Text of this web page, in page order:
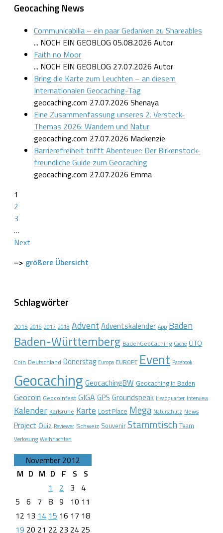
Geocaching News
Communicabilia – ein paar Gedanken zu Shareables
... NOCH EIN GEOBLOG 05.08.2026 Autor
Faith no Moor
... NOCH EIN GEOBLOG 27.07.2026 Autor
Bring die Karte zum Leuchten – an diesem
Internationalen Geocaching-Tag
geocaching.com 27.07.2026 Shenaya
Eine Zusammenfassung unseres 2. Versteck-
Themas 2026: Wandern und Natur
geocaching.com 27.07.2026 Mackenzie
Barrierefreiheit trifft Abenteuer: Der Birkenstock-
freundliche Guide zum Geocaching
geocaching.com 27.07.2026 Emma
1
2
3
…
Next
–> größere Übersicht
Schlagwörter
2015 2016 2017 2018 Advent Adventskalender App Baden
Baden-Württemberg BadenGeoCaching Cache CITO
Coin Deutschland Dönerstag Europa EUROPE Event Facebook
Geocaching GeocachingBW Geocaching in Baden
Geocoin Geocoinfest GIGA GPS Groundspeak Headquarter Interview
Kalender Karlsruhe Karte Lost Place Mega Naturschutz News
Project Quiz Reviewer Schweiz Souvenir Stammtisch Team
Verlosung Weihnachten
November 2012
M D M D F S
S
1
2 3
4
5 6 7 8 9 10 11
12 13 14 15 16 17 18
19 20 21 22 23 24 25